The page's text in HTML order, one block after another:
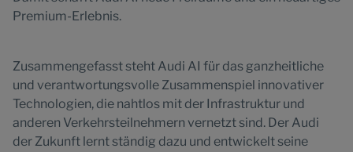
Premium-Erlebnis.
Zusammengefasst steht Audi AI für das ganzheitliche
und verantwortungsvolle Zusammenspiel innovativer
Technologien, die nahtlos mit der Infrastruktur und
anderen Verkehrsteilnehmern vernetzt sind. Der Audi
der Zukunft lernt ständig dazu und entwickelt seine